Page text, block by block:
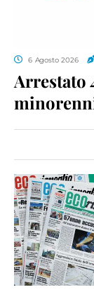
6 Agosto 2026
Arrestato